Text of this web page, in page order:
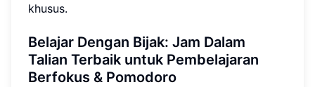
khusus.
Belajar Dengan Bijak: Jam Dalam
Talian Terbaik untuk Pembelajaran
Berfokus & Pomodoro